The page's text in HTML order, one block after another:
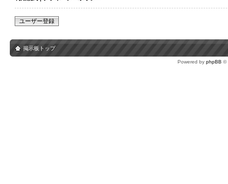
ユーザー登録
掲示板トップ
Powered by phpBB ©